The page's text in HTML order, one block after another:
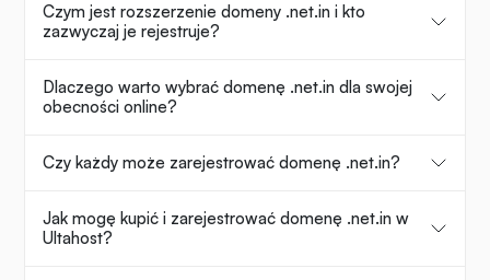
Czym jest rozszerzenie domeny .net.in i kto
zazwyczaj je rejestruje?
Dlaczego warto wybrać domenę .net.in dla swojej
obecności online?
Czy każdy może zarejestrować domenę .net.in?
Jak mogę kupić i zarejestrować domenę .net.in w
Ultahost?